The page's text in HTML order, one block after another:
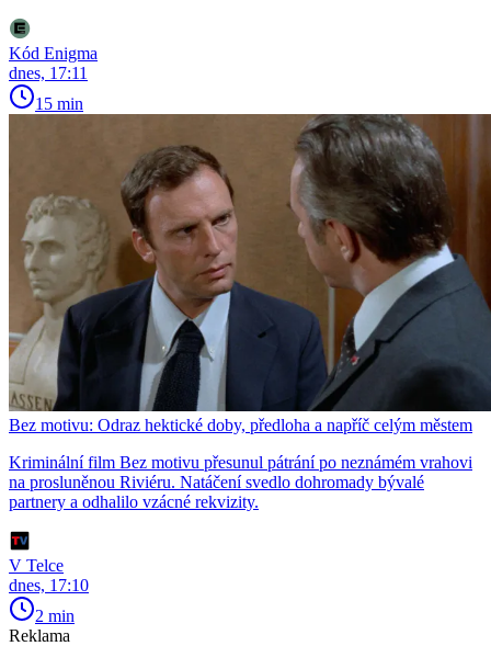
Kód Enigma
dnes, 17:11
15 min
Bez motivu: Odraz hektické doby, předloha a napříč celým městem
Kriminální film Bez motivu přesunul pátrání po neznámém vrahovi
na prosluněnou Riviéru. Natáčení svedlo dohromady bývalé
partnery a odhalilo vzácné rekvizity.
V Telce
dnes, 17:10
2 min
Reklama